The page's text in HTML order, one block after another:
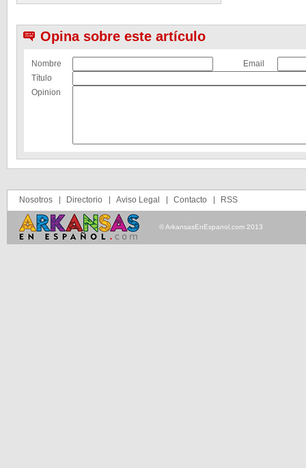
Opina sobre este artículo
Nombre
Email
Título
Opinion
Nosotros Directorio Aviso Legal Contacto RSS
© ArkansasEnEspanol.com 2013